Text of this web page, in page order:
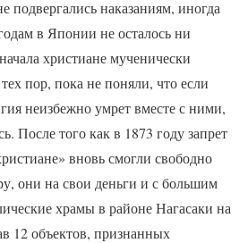
подвергались наказаниям, иногда
в Японии не осталось ни
христиане мученически
пор, пока не поняли, что если
неизбежно умрет вместе с ними,
После того как в 1873 году запрет
вновь смогли свободно
они на свои деньги и с большим
храмы в районе Нагасаки на
12 объектов, признанных